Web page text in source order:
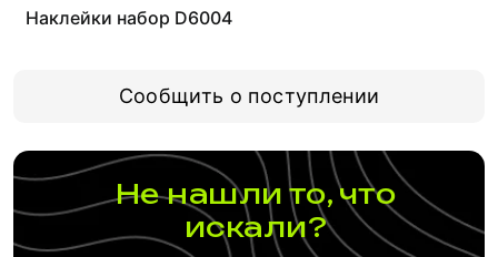
Наклейки набор D6004
Сообщить о поступлении
Не нашли то, что
искали?